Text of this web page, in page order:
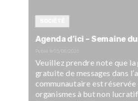
Agenda d’ici – Semaine
Veuillez prendre note que
gratuite de messages dans
communautaire est réservée
organismes à but non